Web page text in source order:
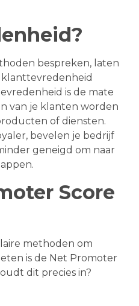
bespreken, laten
is de mate
van je klanten worden
of diensten.
bevelen je bedrijf
geneigd om naar
Score
methoden om
is de Net Promoter
dit precies in?